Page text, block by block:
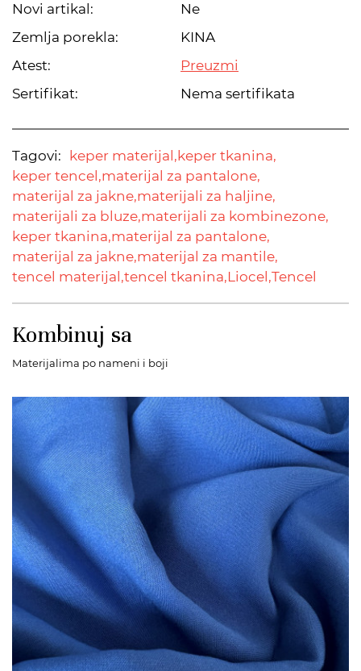
Novi artikal:
Ne
Zemlja porekla:
KINA
Atest:
Preuzmi
Sertifikat:
Nema sertifikata
Tagovi: keper materijal, keper tkanina,
keper tencel,materijal za pantalone,
materijal za jakne,materijali za haljine,
materijali za bluze,materijali za kombinezone,
keper tkanina,materijal za pantalone,
materijal za jakne,materijal za mantile,
tencel materijal,tencel tkanina,Liocel,Tencel
Kombinuj sa
Materijalima po nameni i boji